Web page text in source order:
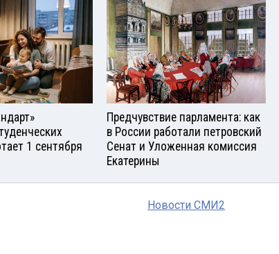
1 сентября
Предчувствие парламента: как
в России работали петровский
Сенат и Уложенная комиссия
Екатерины
Новости СМИ2